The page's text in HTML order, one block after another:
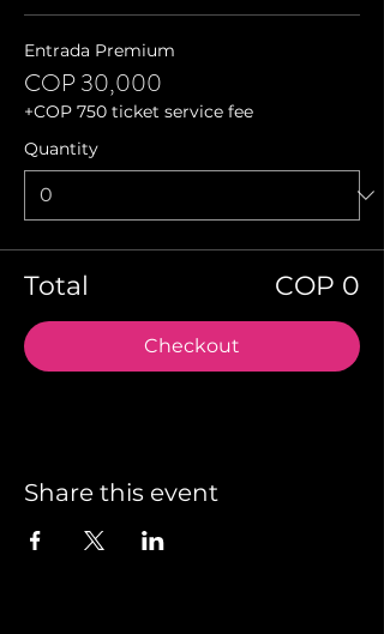
Entrada Premium
COP 30,000
+COP 750 ticket service fee
Quantity
Total COP 0
Checkout
Share this event